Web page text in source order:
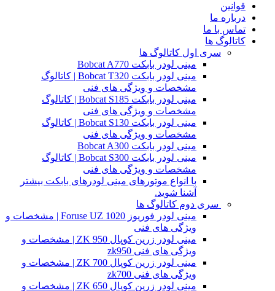
قوانین
درباره ما
تماس با ما
کاتالوگ ها
سری اول کاتالوگ ها
مینی لودر بابکت Bobcat A770
مینی لودر بابکت Bobcat T320 | کاتالوگ
مشخصات و ویژگی های فنی
مینی لودر بابکت Bobcat S185 | کاتالوگ
مشخصات و ویژگی های فنی
مینی لودر بابکت Bobcat S130 | کاتالوگ
مشخصات و ویژگی های فنی
مینی لودر بابکت Bobcat A300
مینی لودر بابکت Bobcat S300 | کاتالوگ
مشخصات و ویژگی های فنی
با انواع موتورهای مینی لودرهای بابکت بیشتر
آشنا شوید.
سری دوم کاتالوگ ها
مینی لودر فوریوز Foruse UZ 1020 | مشخصات و
ویژگی های فنی
مینی لودر زرین کوپال ZK 950 | مشخصات و
ویژگی های فنی zk950
مینی لودر زرین کوپال ZK 700 | مشخصات و
ویژگی های فنی zk700
مینی لودر زرین کوپال ZK 650 | مشخصات و